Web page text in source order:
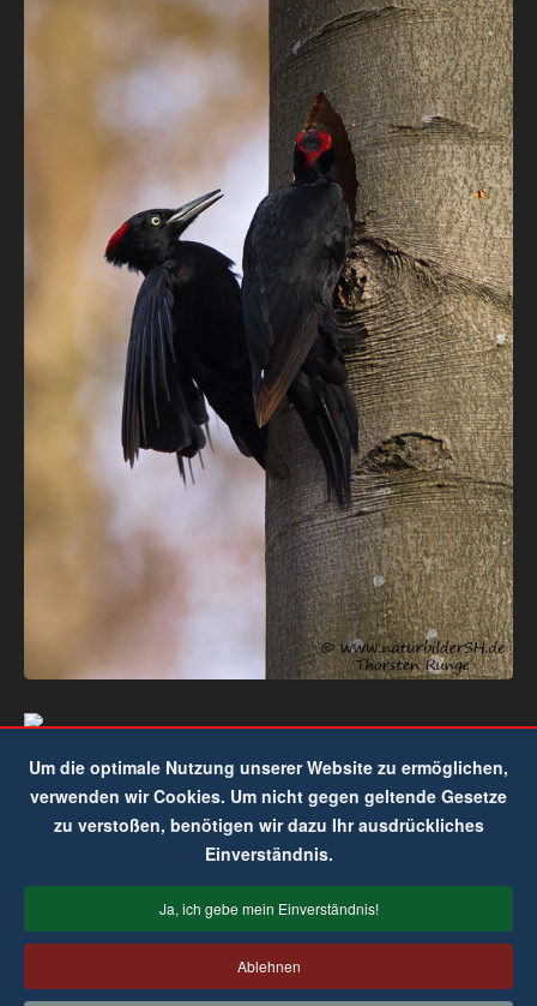
Um die optimale Nutzung unserer Website zu ermöglichen,
verwenden wir Cookies. Um nicht gegen geltende Gesetze
zu verstoßen, benötigen wir dazu Ihr ausdrückliches
Einverständnis.
Ja, ich gebe mein Einverständnis!
Ablehnen